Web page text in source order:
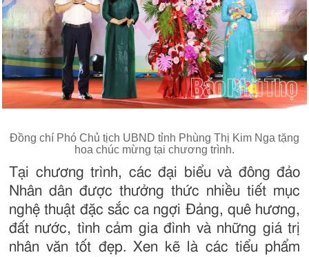
Đồng chí Phó Chủ tịch UBND tỉnh Phùng Thị Kim Nga tặng
hoa chúc mừng tại chương trình.
Tại chương trình, các đại biểu và đông đảo
Nhân dân được thưởng thức nhiều tiết mục
nghệ thuật đặc sắc ca ngợi Đảng, quê hương,
đất nước, tình cảm gia đình và những giá trị
nhân văn tốt đẹp. Xen kẽ là các tiểu phẩm